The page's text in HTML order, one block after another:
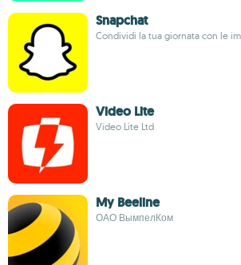
Snapchat
Condividi la tua giornata con le
Video Lite
Video Lite Ltd
My Beeline
ОАО ВымпелКом